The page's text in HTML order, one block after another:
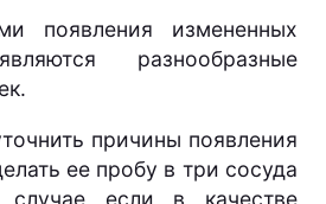
появления измененных
разнообразные
причины появления
ее пробу в три сосуда
если в качестве